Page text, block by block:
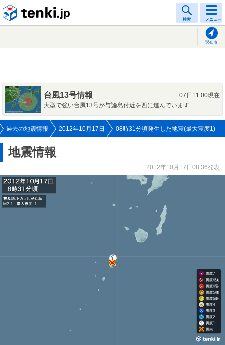
検索 メニュー
現在地
台風13号情報
07日11:00現在
大型で強い台風13号が与論島付近を西に進んでいます
過去の地震情報 2012年10月17日 08時31分頃発生した地震(最大震度1)
地震情報
2012年10月17日08:36発表